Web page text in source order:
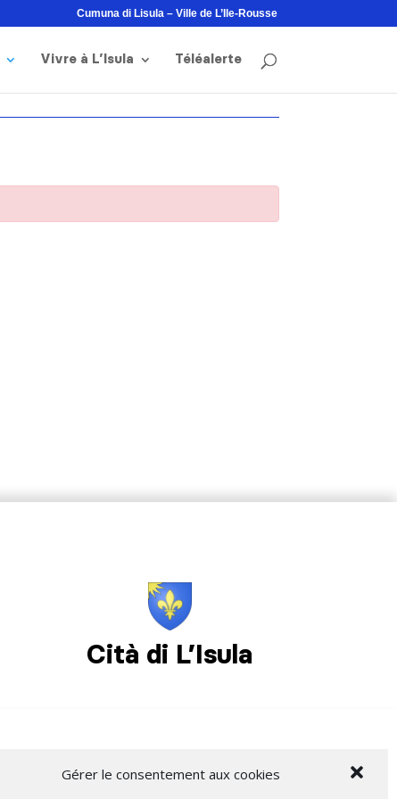
Gérer le consentement aux cookies
Cumuna di Lisula – Ville de L’Ile-Rousse
Vivre à L’Isula Téléalerte
Cità di L’Isula